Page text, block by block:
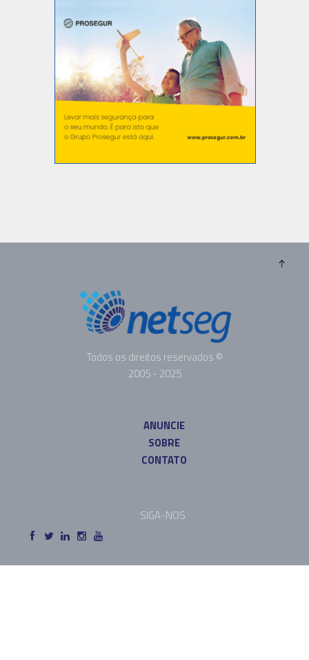
Todos os direitos reservados ©
2005 - 2025
ANUNCIE
SOBRE
CONTATO
SIGA-NOS